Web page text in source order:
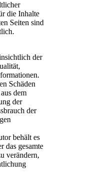
die Inhalte
Seiten sind
der
Schäden
dem
der
der
behält es
das gesamte
verändern,